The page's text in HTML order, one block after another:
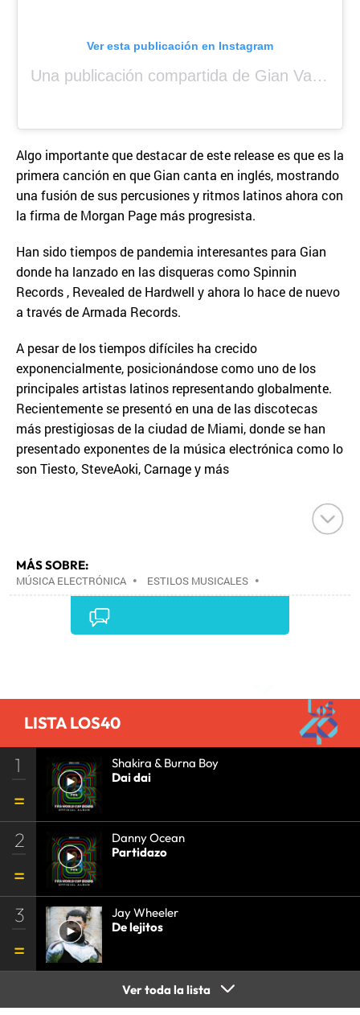
Ver esta publicación en Instagram
Una publicación compartida de Gian Varela (@gianvarela)
Algo importante que destacar de este release es que es la
primera canción en que Gian canta en inglés, mostrando
una fusión de sus percusiones y ritmos latinos ahora con
la firma de Morgan Page más progresista.
Han sido tiempos de pandemia interesantes para Gian
donde ha lanzado en las disqueras como Spinnin
Records , Revealed de Hardwell y ahora lo hace de nuevo
a través de Armada Records.
A pesar de los tiempos difíciles ha crecido
exponencialmente, posicionándose como uno de los
principales artistas latinos representando globalmente.
Recientemente se presentó en una de las discotecas
más prestigiosas de la ciudad de Miami, donde se han
presentado exponentes de la música electrónica como lo
son Tiesto, SteveAoki, Carnage y más
MÁS SOBRE:
MÚSICA ELECTRÓNICA • ESTILOS MUSICALES •
•
LISTA LOS40
1
Shakira & Burna Boy
Dai dai
2
Danny Ocean
Partidazo
3
Jay Wheeler
De lejitos
Ver toda la lista